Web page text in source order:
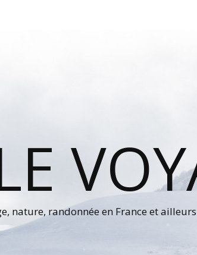
nature, randonnée en France et